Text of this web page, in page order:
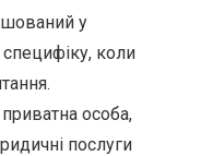
у
специфіку, коли
особа,
послуги